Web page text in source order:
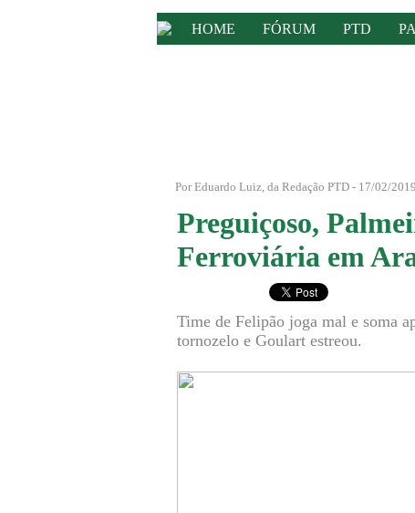
HOME FÓRUM PTD
Por Eduardo Luiz, da Redação PTD - 17/02/
Preguiçoso,
Ferroviária em
Time de Felipão joga mal e soma
tornozelo e Goulart estreou.